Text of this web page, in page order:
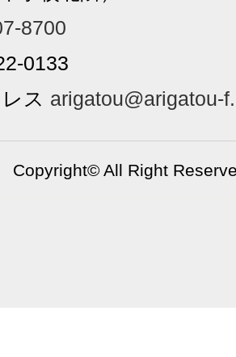
8700
0133
ス arigatou@arigatou-
Copyright© All Right